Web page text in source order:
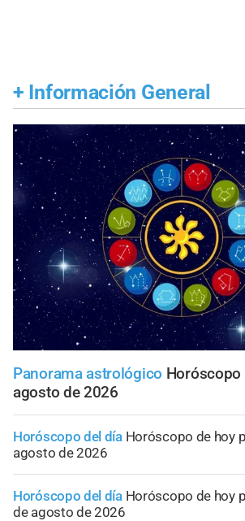
+ Información General
Panorama astrológico Horóscopo
agosto de 2026
Horóscopo del día Horóscopo de hoy
agosto de 2026
Horóscopo del día Horóscopo de hoy
de agosto de 2026